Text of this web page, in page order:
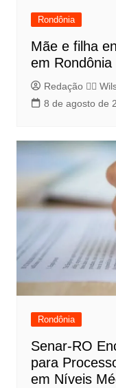
Rondônia
Mãe e filha
em Rondônia
Redação 👨‍⚖️​
8 de agosto de
Rondônia
Senar-RO
para
em Níveis